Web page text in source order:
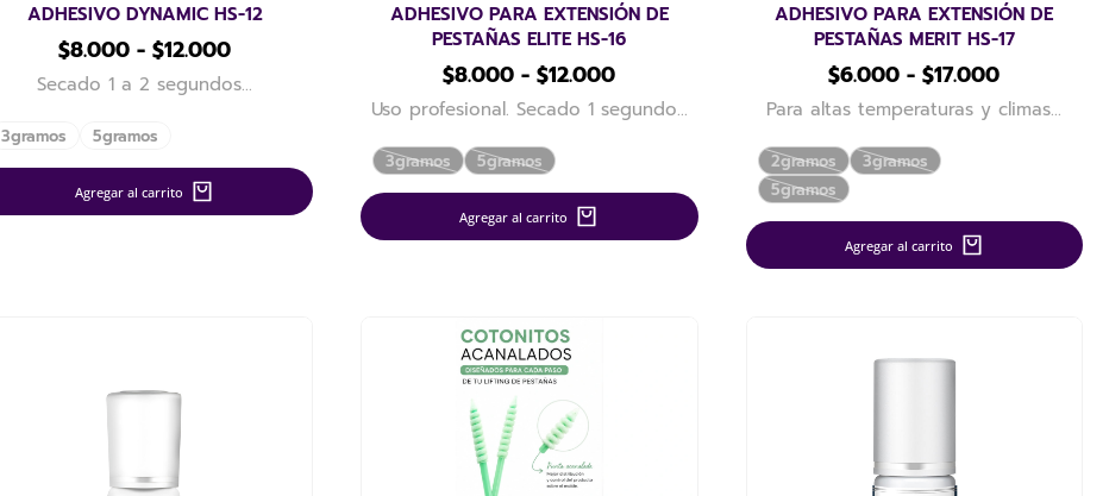
3gramos 5gramos
ADHESIVO DYNAMIC HS-12
$8.000 - $12.000
Secado 1 a 2 segundos…
Agregar al carrito
3gramos 5gramos
ADHESIVO PARA EXTENSIÓN DE
PESTAÑAS ELITE HS-16
$8.000 - $12.000
Uso profesional. Secado 1 segundo…
Agregar al carrito
2gramos
3gramos
5gramos
ADHESIVO PARA EXTENSIÓN DE
PESTAÑAS MERIT HS-17
$6.000 - $17.000
Para altas temperaturas y climas…
Agregar al carrito